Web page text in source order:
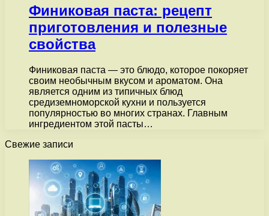
Финиковая паста: рецепт
приготовления и полезные
свойства
Финиковая паста — это блюдо, которое покоряет
своим необычным вкусом и ароматом. Она
является одним из типичных блюд
средиземноморской кухни и пользуется
популярностью во многих странах. Главным
ингредиентом этой пасты…
Свежие записи